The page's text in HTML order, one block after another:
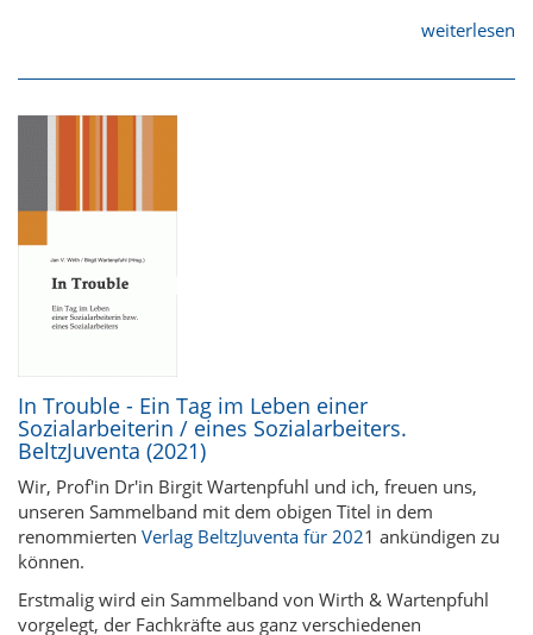
weiterlesen
In Trouble - Ein Tag im Leben einer
Sozialarbeiterin / eines Sozialarbeiters.
BeltzJuventa (2021)
Wir, Prof'in Dr'in Birgit Wartenpfuhl und ich, freuen uns,
unseren Sammelband mit dem obigen Titel in dem
renommierten Verlag BeltzJuventa für 2021 ankündigen zu
können.
Erstmalig wird ein Sammelband von Wirth & Wartenpfuhl
vorgelegt, der Fachkräfte aus ganz verschiedenen